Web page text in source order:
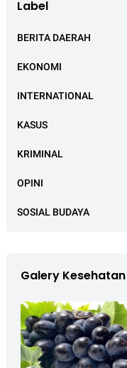
Label
BERITA DAERAH
EKONOMI
INTERNATIONAL
KASUS
KRIMINAL
OPINI
SOSIAL BUDAYA
Galery Kesehatan